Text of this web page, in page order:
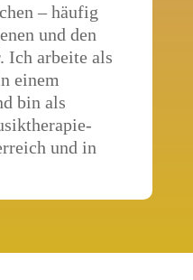
– häufig
und den
Ich arbeite als
einem
bin als
und in